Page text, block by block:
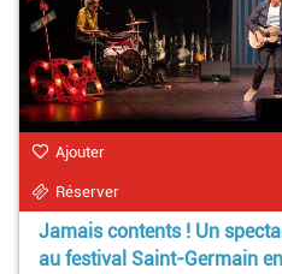
Ajouter
Réserver
Jamais contents ! Un
au festival Saint-Germain